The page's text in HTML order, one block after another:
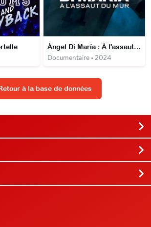
Ángel Di María : À l'assaut du mur
Documentaire • 2024
à la base de données